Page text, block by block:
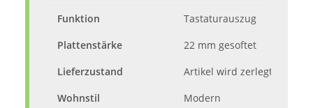
Funktion
Tastaturauszug
Plattenstärke
22 mm gesoftet
Lieferzustand
Artikel wird zerlegt mit
Wohnstil
Modern